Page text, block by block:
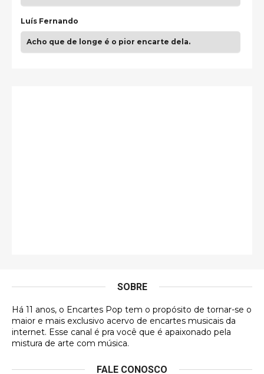
Luís Fernando
Acho que de longe é o pior encarte dela.
DVD MIDINHO
Francierton
futuras aquisições, e olhando o encarte aqui, me
SOBRE
Há 11 anos, o Encartes Pop tem o propósito de tornar-se o
maior e mais exclusivo acervo de encartes musicais da
internet. Esse canal é pra você que é apaixonado pela
mistura de arte com música.
FALE CONOSCO